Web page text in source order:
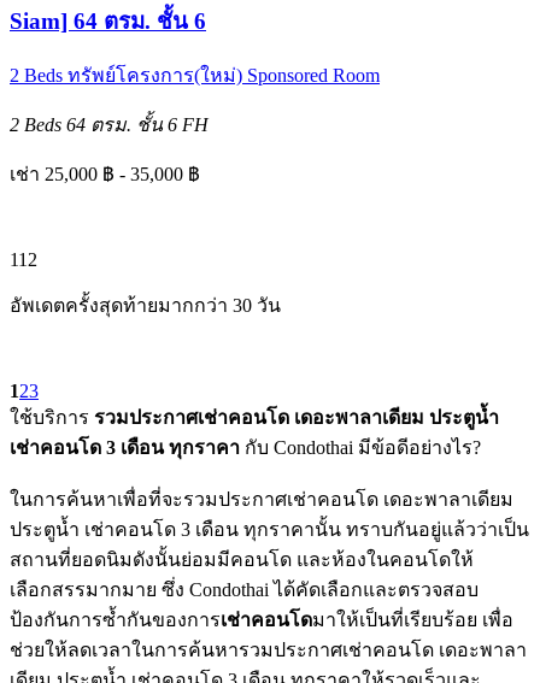
Siam] 64 ตรม. ชั้น 6
2 Beds ทรัพย์โครงการ(ใหม่) Sponsored Room
2 Beds 64 ตรม. ชั้น 6 FH
เช่า 25,000 ฿ - 35,000 ฿
112
อัพเดตครั้งสุดท้ายมากกว่า 30 วัน
123
ใช้บริการ รวมประกาศเช่าคอนโด เดอะพาลาเดียม ประตูน้ำ
เช่าคอนโด 3 เดือน ทุกราคา กับ Condothai มีข้อดีอย่างไร?
ในการค้นหาเพื่อที่จะรวมประกาศเช่าคอนโด เดอะพาลาเดียม
ประตูน้ำ เช่าคอนโด 3 เดือน ทุกราคานั้น ทราบกันอยู่แล้วว่าเป็น
สถานที่ยอดนิมดังนั้นย่อมมีคอนโด และห้องในคอนโดให้
เลือกสรรมากมาย ซึ่ง Condothai ได้คัดเลือกและตรวจสอบ
ป้องกันการซ้ำกันของการเช่าคอนโดมาให้เป็นที่เรียบร้อย เพื่อ
ช่วยให้ลดเวลาในการค้นหารวมประกาศเช่าคอนโด เดอะพาลา